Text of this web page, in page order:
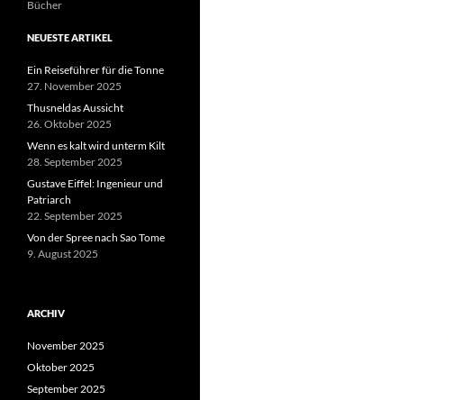
Bücher
NEUESTE ARTIKEL
Ein Reiseführer für die Tonne
27. November 2025
Thusneldas Aussicht
26. Oktober 2025
Wenn es kalt wird unterm Kilt
28. September 2025
Gustave Eiffel: Ingenieur und
Patriarch
22. September 2025
Von der Spree nach Sao Tome
9. August 2025
ARCHIV
November 2025
Oktober 2025
September 2025